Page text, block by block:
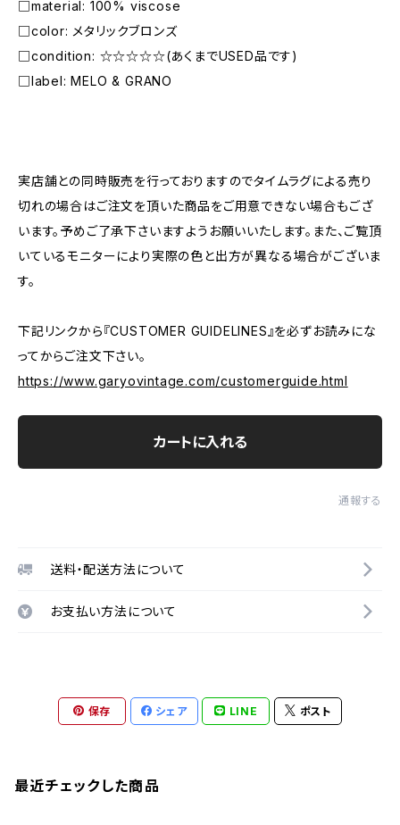
□material: 100% viscose
□color: メタリックブロンズ
□condition: ☆☆☆☆☆(あくまでUSED品です)
□label: MELO & GRANO
実店舗との同時販売を行っておりますのでタイムラグによる売り
切れの場合はご注文を頂いた商品をご用意できない場合もござ
います。予めご了承下さいますようお願いいたします。また、ご覧頂
いているモニターにより実際の色と出方が異なる場合がございま
す。
下記リンクから『CUSTOMER GUIDELINES』を必ずお読みにな
ってからご注文下さい。
https://www.garyovintage.com/customerguide.html
カートに入れる
通報する
送料・配送方法について
お支払い方法について
保存 シェア LINE ポスト
最近チェックした商品